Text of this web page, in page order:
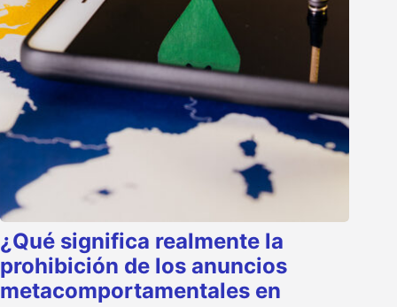
¿Qué significa realmente la
prohibición de los anuncios
metacomportamentales en